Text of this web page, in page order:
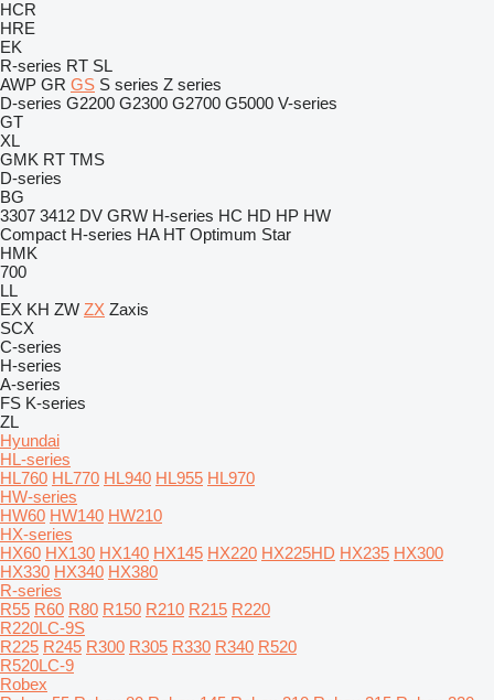
HCR
HRE
EK
R-series RT SL
AWP GR GS S series Z series
D-series G2200 G2300 G2700 G5000 V-series
GT
XL
GMK RT TMS
D-series
BG
3307 3412 DV GRW H-series HC HD HP HW
Compact H-series HA HT Optimum Star
HMK
700
LL
EX KH ZW ZX Zaxis
SCX
C-series
H-series
A-series
FS K-series
ZL
Hyundai
HL-series
HL760 HL770 HL940 HL955 HL970
HW-series
HW60 HW140 HW210
HX-series
HX60 HX130 HX140 HX145 HX220 HX225HD HX235 HX300
HX330 HX340 HX380
R-series
R55 R60 R80 R150 R210 R215 R220
R220LC-9S
R225 R245 R300 R305 R330 R340 R520
R520LC-9
Robex